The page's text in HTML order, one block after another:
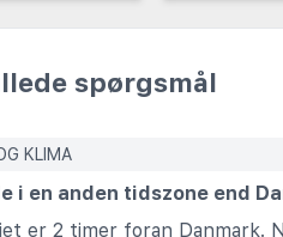
spørgsmål
KLIMA
i en anden tidszone end
er 2 timer foran Danmark.